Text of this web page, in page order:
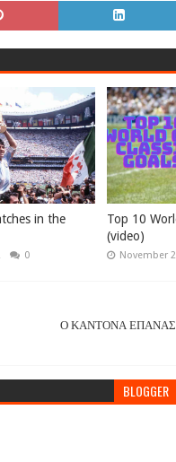
in the
0
Top 10
(video)
November
Ο ΚΑΝΤΟΝΑ
BLOGGER